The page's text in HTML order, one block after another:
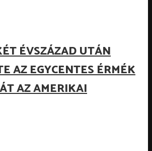
ÉVSZÁZAD UTÁN
AZ EGYCENTES ÉRMÉK
AZ AMERIKAI